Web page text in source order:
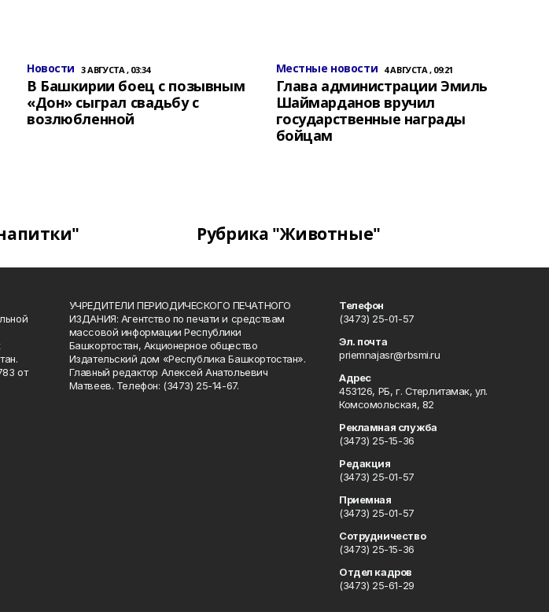
Новости 3 АВГУСТА , 03:34
В Башкирии боец с позывным
«Дон» сыграл свадьбу с
возлюбленной
Местные новости 4 АВГУСТА , 09:21
Глава администрации Эмиль
Шаймарданов вручил
государственные награды
бойцам
Рубрика "Животные"
от
УЧРЕДИТЕЛИ ПЕРИОДИЧЕСКОГО ПЕЧАТНОГО
ИЗДАНИЯ: Агентство по печати и средствам
массовой информации Республики
Башкортостан, Акционерное общество
Издательский дом «Республика Башкортостан».
Главный редактор Алексей Анатольевич
Матвеев. Телефон: (3473) 25-14-67.
Телефон
(3473) 25-01-57
Эл. почта
priemnajasr@rbsmi.ru
Адрес
453126, РБ, г. Стерлитамак, ул.
Комсомольская, 82
Рекламная служба
(3473) 25-15-36
Редакция
(3473) 25-01-57
Приемная
(3473) 25-01-57
Сотрудничество
(3473) 25-15-36
Отдел кадров
(3473) 25-61-29